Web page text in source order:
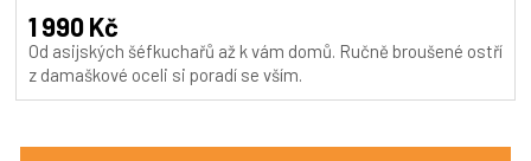
produktu
je
5,0
hvězdiček.
1 990 Kč
Od asijských šéfkuchařů až k vám domů. Ručně broušené ostří
z damaškové oceli si poradí se vším.